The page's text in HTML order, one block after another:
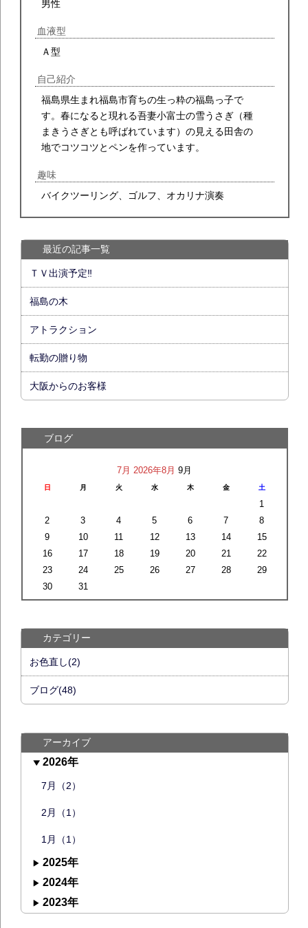
男性
血液型
Ａ型
自己紹介
福島県生まれ福島市育ちの生っ粋の福島っ子で
す。春になると現れる吾妻小富士の雪うさぎ（種
まきうさぎとも呼ばれています）の見える田舎の
地でコツコツとペンを作っています。
趣味
バイクツーリング、ゴルフ、オカリナ演奏
最近の記事一覧
ＴＶ出演予定‼
福島の木
アトラクション
転勤の贈り物
大阪からのお客様
ブログ
7月 2026年8月 9月
日 月 火 水 木 金 土
1
2
3 4 5 6 7
8
9
10 11 12 13 14
15
16
17 18 19 20 21
22
23
24 25 26 27 28
29
30
31
カテゴリー
お色直し(2)
ブログ(48)
アーカイブ
2026年
7月（2）
2月（1）
1月（1）
2025年
2024年
2023年